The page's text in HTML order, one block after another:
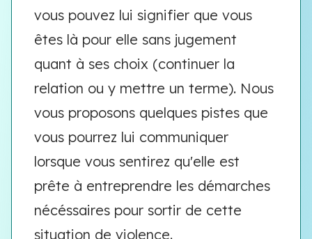
vous pouvez lui signifier que vous
êtes là pour elle sans jugement
quant à ses choix (continuer la
relation ou y mettre un terme). Nous
vous proposons quelques pistes que
vous pourrez lui communiquer
lorsque vous sentirez qu'elle est
prête à entreprendre les démarches
nécéssaires pour sortir de cette
situation de violence.